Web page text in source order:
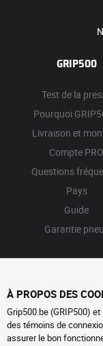
GRIP500
Test de la
Pourquoi
Livraison et
Compte PRO
Questions
Pays
Guide
Garantie
À PROPOS DES
Grip500.be (GRIP500)
des témoins de
assurer le bon